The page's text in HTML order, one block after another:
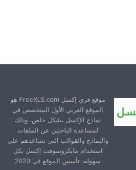
موقع فري إكسل FreeXLS.com هو
الموقع العربي الأول المتخصص في
نماذج الإكسل بشكل خاص، وذلك
لمساعدة الباحثين عن الملفات
والنماذج والقوالب التي تساعدهم على
استخدام مايكروسوفت إكسل بكل
سهولة. تأسس الموقع في 2020